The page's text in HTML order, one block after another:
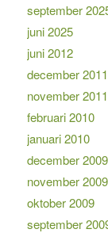
september
juni 2025
juni 2012
december 2011
november 2011
februari 2010
januari 2010
december 2009
november 2009
oktober 2009
september